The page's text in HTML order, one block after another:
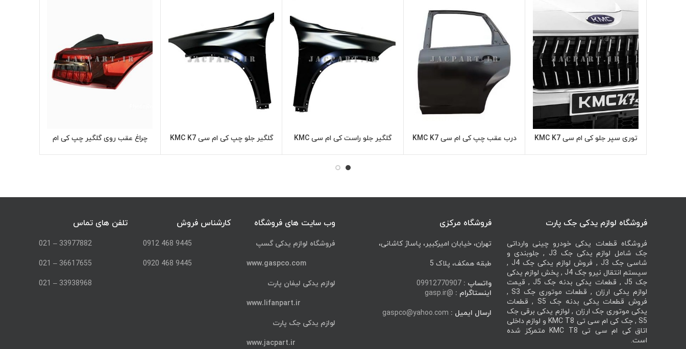
اطلاعات بیشتر
توری سپر جلو کی ام سی KMC K7 اطلاعات بیشتر
درب عقب چپ کی ام سی KMC K7 اطلاعات بیشتر
گلگیر جلو راست کی ام سی KMC
اطلاعات بیشتر
گلگیر جلو چپ کی ام سی KMC K7 اطلاعات بیشتر
چراغ عقب روی گلگیر چپ کی ام
فروشگاه لوازم یدکی جک پارت
فروشگاه قطعات یدکی خودرو چینی وارداتی
جک شامل لوازم یدکی جک J3 , جلوبندی و
شاسی جک J3 , فروش لوازم یدکی جک J4 ,
سیستم انتقال نیرو جک J4 , پخش لوازم یدکی
جک J5 , قطعات یدکی بدنه جک J5 , قیمت
لوازم یدکی ارزان , قطعات موتوری جک S3 ,
فروش قطعات یدکی بدنه جک S5 , قطعات
یدکی موتوری جک ارزان , لوازم یدکی برقی جک
S5 , جک کی ام سی تی KMC T8 و لوازم داخلی
اتاق کی ام سی تی KMC T8 متمرکز شده
است.
فروشگاه مرکزی
تهران، خیابان امیرکبیر، پاساژ کاشانی،
طبقه همکف، پلاک 5
واتساپ : 09912770907
اینستاگرام : @gasp.ir
ارسال ایمیل : gaspco@yahoo.com
وب سایت های فروشگاه
فروشگاه لوازم یدکی گسپ
www.gaspco.com
لوازم یدکی لیفان پارت
www.lifanpart.ir
لوازم یدکی جک پارت
www.jacpart.ir
کارشناس فروش
9445 468 0912
9445 468 0920
تلفن های تماس
33977882 – 021
36617655 – 021
33938968 – 021